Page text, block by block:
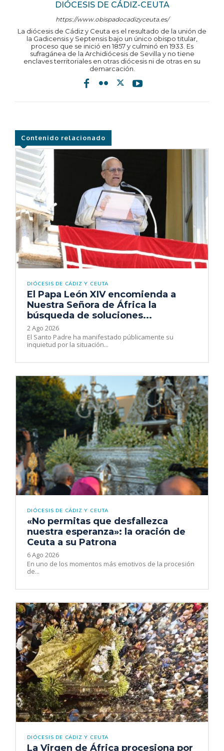
DIÓCESIS DE CÁDIZ-CEUTA
https://www.obispadocadizyceuta.es/
La diócesis de Cádiz y Ceuta es el resultado de la unión de
la Gadicensis y Septensis bajo un único obispo titular,
proceso que se inició en 1857 y culminó en 1933. Es
sufragánea de la Archidiócesis de Sevilla y no tiene
enclaves territoriales en otras diócesis ni de otras en su
demarcación.
Contenido relacionado
DIÓCESIS DE CÁDIZ Y CEUTA
El Papa León XIV encomienda a
Nuestra Señora de África la
búsqueda de soluciones...
2 Ago 2026
El Santo Padre ha manifestado públicamente su
inquietud por la situación...
DIÓCESIS DE CÁDIZ Y CEUTA
«No permitas que desfallezca
nuestra esperanza»: la oración de
Ceuta a su Patrona
6 Ago 2026
En uno de los momentos más emotivos de la procesión
de...
DIÓCESIS DE CÁDIZ Y CEUTA
La Virgen de África procesiona por